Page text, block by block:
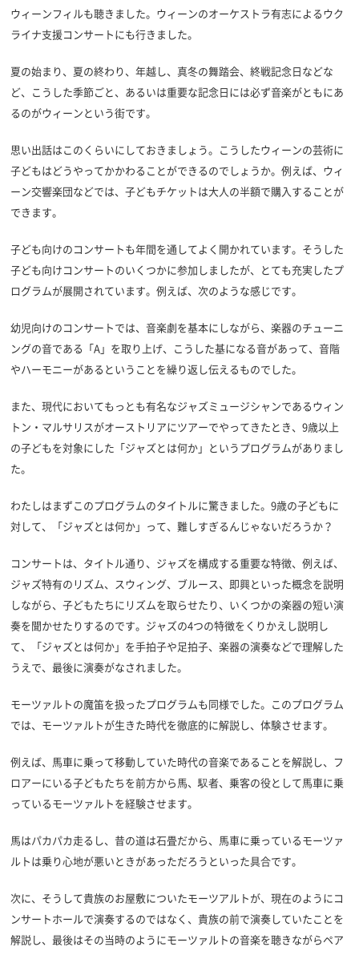
ウィーンフィルも聴きました。ウィーンのオーケストラ有志によるウク
ライナ支援コンサートにも行きました。
夏の始まり、夏の終わり、年越し、真冬の舞踏会、終戦記念日などな
ど、こうした季節ごと、あるいは重要な記念日には必ず音楽がともにあ
るのがウィーンという街です。
思い出話はこのくらいにしておきましょう。こうしたウィーンの芸術に
子どもはどうやってかかわることができるのでしょうか。例えば、ウィ
ーン交響楽団などでは、子どもチケットは大人の半額で購入することが
できます。
子ども向けのコンサートも年間を通してよく開かれています。そうした
子ども向けコンサートのいくつかに参加しましたが、とても充実したプ
ログラムが展開されています。例えば、次のような感じです。
幼児向けのコンサートでは、音楽劇を基本にしながら、楽器のチューニ
ングの音である「A」を取り上げ、こうした基になる音があって、音階
やハーモニーがあるということを繰り返し伝えるものでした。
また、現代においてもっとも有名なジャズミュージシャンであるウィン
トン・マルサリスがオーストリアにツアーでやってきたとき、9歳以上
の子どもを対象にした「ジャズとは何か」というプログラムがありまし
た。
わたしはまずこのプログラムのタイトルに驚きました。9歳の子どもに
対して、「ジャズとは何か」って、難しすぎるんじゃないだろうか？
コンサートは、タイトル通り、ジャズを構成する重要な特徴、例えば、
ジャズ特有のリズム、スウィング、ブルース、即興といった概念を説明
しながら、子どもたちにリズムを取らせたり、いくつかの楽器の短い演
奏を聞かせたりするのです。ジャズの4つの特徴をくりかえし説明し
て、「ジャズとは何か」を手拍子や足拍子、楽器の演奏などで理解した
うえで、最後に演奏がなされました。
モーツァルトの魔笛を扱ったプログラムも同様でした。このプログラム
では、モーツァルトが生きた時代を徹底的に解説し、体験させます。
例えば、馬車に乗って移動していた時代の音楽であることを解説し、フ
ロアーにいる子どもたちを前方から馬、馭者、乗客の役として馬車に乗
っているモーツァルトを経験させます。
馬はパカパカ走るし、昔の道は石畳だから、馬車に乗っているモーツァ
ルトは乗り心地が悪いときがあっただろうといった具合です。
次に、そうして貴族のお屋敷についたモーツアルトが、現在のようにコ
ンサートホールで演奏するのではなく、貴族の前で演奏していたことを
解説し、最後はその当時のようにモーツァルトの音楽を聴きながらペア